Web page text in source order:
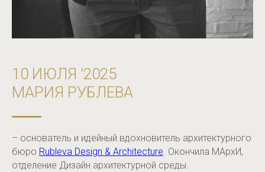
10 ИЮЛЯ '2025
МАРИЯ РУБЛЕВА
– основатель и идейный вдохновитель архитектурного
бюро Rubleva Design & Architecture . Окончила МАрхИ,
отделение Дизайн архитектурной среды.